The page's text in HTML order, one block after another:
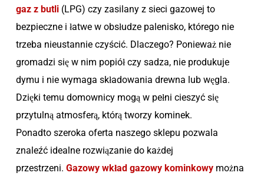
gaz z butli (LPG) czy zasilany z sieci gazowej to
bezpieczne i łatwe w obsłudze palenisko, którego nie
trzeba nieustannie czyścić. Dlaczego? Ponieważ nie
gromadzi się w nim popiół czy sadza, nie produkuje
dymu i nie wymaga składowania drewna lub węgla.
Dzięki temu domownicy mogą w pełni cieszyć się
przytulną atmosferą, którą tworzy kominek.
Ponadto szeroka oferta naszego sklepu pozwala
znaleźć idealne rozwiązanie do każdej
przestrzeni. Gazowy wkład gazowy kominkowymożna